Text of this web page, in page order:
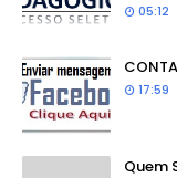
05:12
17:59
Quem